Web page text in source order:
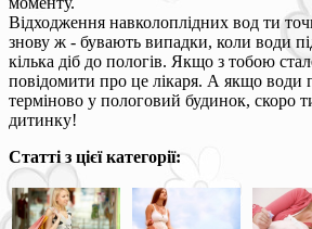
Відходження навколоплідних вод ти
знову ж - бувають випадки, коли води
кілька діб до пологів. Якщо з тобою
повідомити про це лікаря. А якщо води
терміново у пологовий будинок, скоро
дитинку!
Статті з цієї категорії: